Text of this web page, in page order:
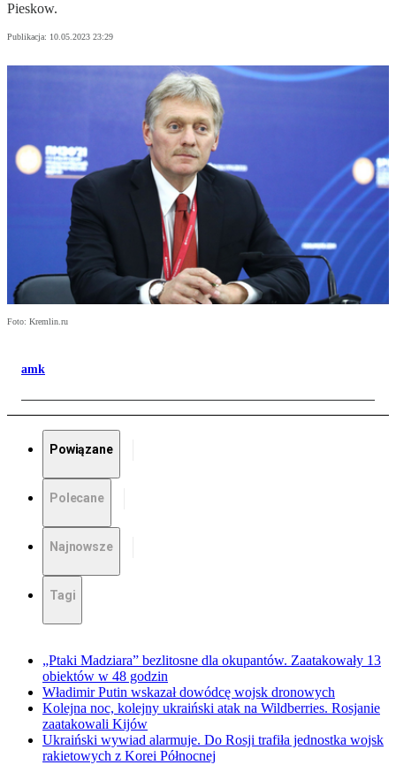
Pieskow.
Publikacja: 10.05.2023 23:29
Foto: Kremlin.ru
amk
Powiązane
Polecane
Najnowsze
Tagi
„Ptaki Madziara” bezlitosne dla okupantów. Zaatakowały 13
obiektów w 48 godzin
Władimir Putin wskazał dowódcę wojsk dronowych
Kolejna noc, kolejny ukraiński atak na Wildberries. Rosjanie
zaatakowali Kijów
Ukraiński wywiad alarmuje. Do Rosji trafiła jednostka wojsk
rakietowych z Korei Północnej